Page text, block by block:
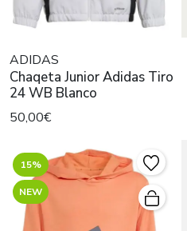
ADIDAS
Chaqeta Junior Adidas Tiro
24 WB Blanco
50,00€
15%
NEW